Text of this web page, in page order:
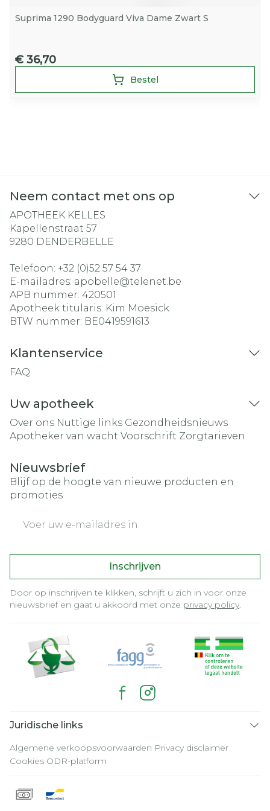
Suprima 1290 Bodyguard Viva Dame Zwart S
€ 36,70
Bestel
Neem contact met ons op
APOTHEEK KELLES
Kapellenstraat 57
9280 DENDERBELLE
Telefoon: +32 (0)52 57 54 37
E-mailadres: apobelle@telenet.be
APB nummer: 420501
Apotheek titularis: Kim Moesick
BTW nummer: BE0419591613
Klantenservice
FAQ
Uw apotheek
Over ons Nuttige links Gezondheidsnieuws
Apotheker van wacht Voorschrift Zorgtarieven
Nieuwsbrief
Blijf op de hoogte van nieuwe producten en
promoties
Inschrijven
Door op inschrijven te klikken, schrijft u zich in voor onze
nieuwsbrief en gaat u akkoord met onze privacy policy.
Juridische links
Algemene verkoopsvoorwaarden Privacy disclaimer
Cookies ODR-platform